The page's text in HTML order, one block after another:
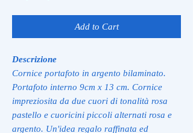
Add to Cart
Descrizione
Cornice portafoto in argento bilaminato.
Portafoto interno 9cm x 13 cm. Cornice
impreziosita da due cuori di tonalità rosa
pastello e cuoricini piccoli alternati rosa e
argento. Un'idea regalo raffinata ed